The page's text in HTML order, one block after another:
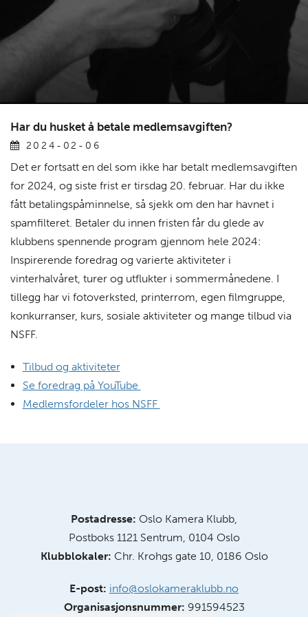
Har du husket å betale medlemsavgiften?
2024-02-06
Det er fortsatt en del som ikke har betalt medlemsavgiften
for 2024, og siste frist er tirsdag 20. februar. Har du ikke
fått betalingspåminnelse, så sjekk om den har havnet i
spamfilteret. Betaler du innen fristen får du glede av
klubbens spennende program gjennom hele 2024:
Inspirerende foredrag og varierte aktiviteter i
vinterhalvåret, turer og utflukter i sommermånedene. I
tillegg har vi fotoverksted, printerrom, egen filmgruppe,
konkurranser, kurs, sosiale aktiviteter og mange tilbud via
NSFF.
Tilbud og aktiviteter
Se foredrag på YouTube
Medlemsfordeler hos NSFF
Postadresse: Oslo Kamera Klubb,
Postboks 1121 Sentrum, 0104 Oslo
Klubblokaler: Chr. Krohgs gate 10, 0186 Oslo
E-post: info@oslokameraklubb.no
Organisasjonsnummer: 991594523